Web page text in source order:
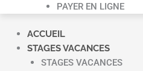
PAYER EN LIGNE
ACCUEIL
STAGES VACANCES
STAGES VACANCES